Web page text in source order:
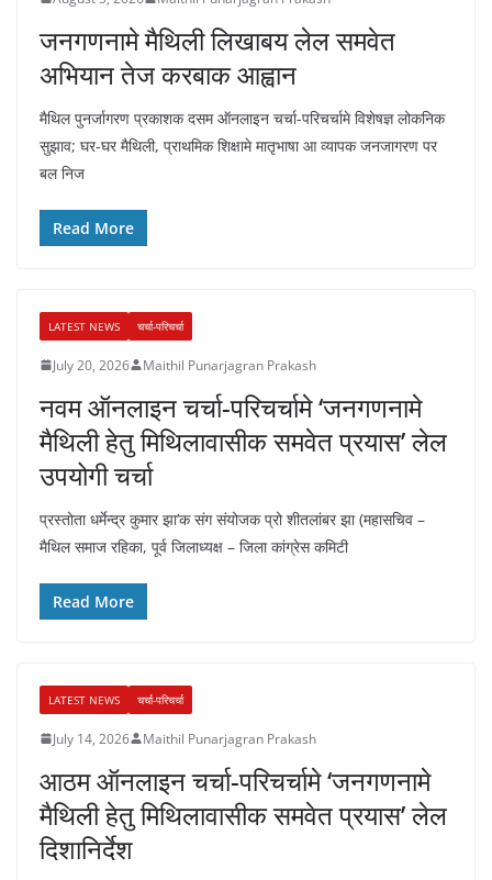
जनगणनामे मैथिली लिखाबय लेल समवेत
अभियान तेज करबाक आह्वान
मैथिल पुनर्जागरण प्रकाशक दसम ऑनलाइन चर्चा-परिचर्चामे विशेषज्ञ लोकनिक
सुझाव; घर-घर मैथिली, प्राथमिक शिक्षामे मातृभाषा आ व्यापक जनजागरण पर
बल निज
Read More
LATEST NEWS चर्चा-परिचर्चा
July 20, 2026 Maithil Punarjagran Prakash
नवम ऑनलाइन चर्चा-परिचर्चामे ‘जनगणनामे
मैथिली हेतु मिथिलावासीक समवेत प्रयास’ लेल
उपयोगी चर्चा
प्रस्तोता धर्मेन्द्र कुमार झा’क संग संयोजक प्रो शीतलांबर झा (महासचिव –
मैथिल समाज रहिका, पूर्व जिलाध्यक्ष – जिला कांग्रेस कमिटी
Read More
LATEST NEWS चर्चा-परिचर्चा
July 14, 2026 Maithil Punarjagran Prakash
आठम ऑनलाइन चर्चा-परिचर्चामे ‘जनगणनामे
मैथिली हेतु मिथिलावासीक समवेत प्रयास’ लेल
दिशानिर्देश